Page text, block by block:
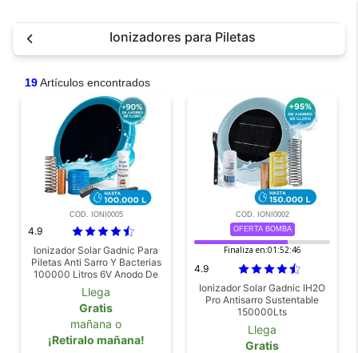
Ionizadores para Piletas
19Artículos encontrados
COD. IONI0005
4.9
Ionizador Solar Gadnic Para
Piletas Anti Sarro Y Bacterias
100000 Litros 6V Anodo De
Cobre Acero Inoxidable
Llega
Gratis
mañana o
¡Retiralo mañana!
COD. IONI0002
OFERTA BOMBA
Finaliza en:01:52:45
4.9
Ionizador Solar Gadnic IH2O
Pro Antisarro Sustentable
150000Lts
Llega
Gratis